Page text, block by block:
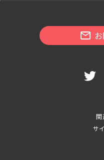
関
サ